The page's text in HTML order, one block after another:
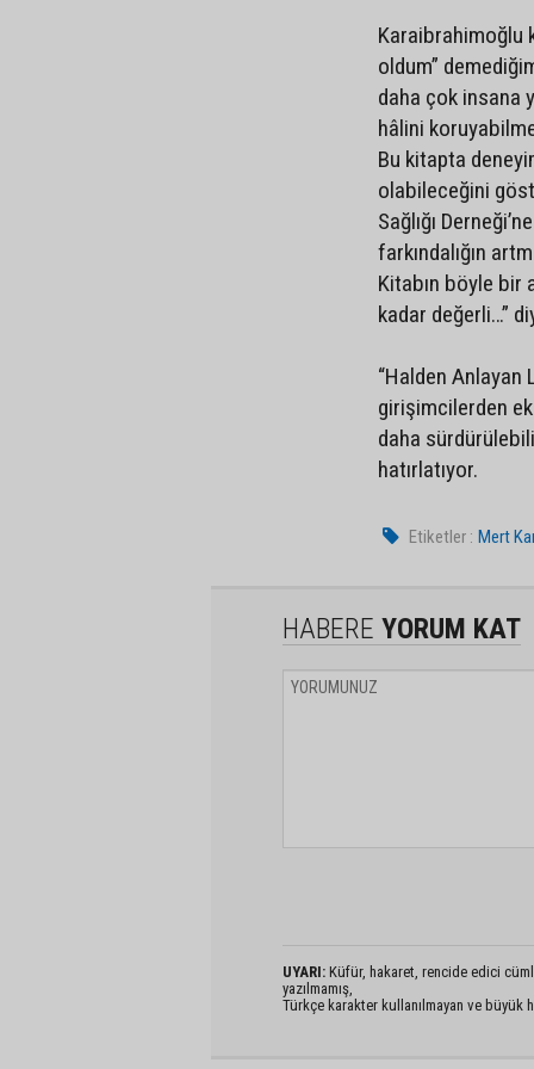
Karaibrahimoğlu
oldum”
daha çok insana
hâlini
Bu kitapta
olabileceğini
Sağlığı
farkındalığın
Kitabın böyle bir
kadar değerli…”
“Halden
girişimcilerden
daha
hatırlatıyor.
Etiketler : Mert
HABERE YORUM KAT
UYARI: Küfür, hakaret, rencide edici
yazılmamış,
Türkçe karakter kullanılmayan ve büyük